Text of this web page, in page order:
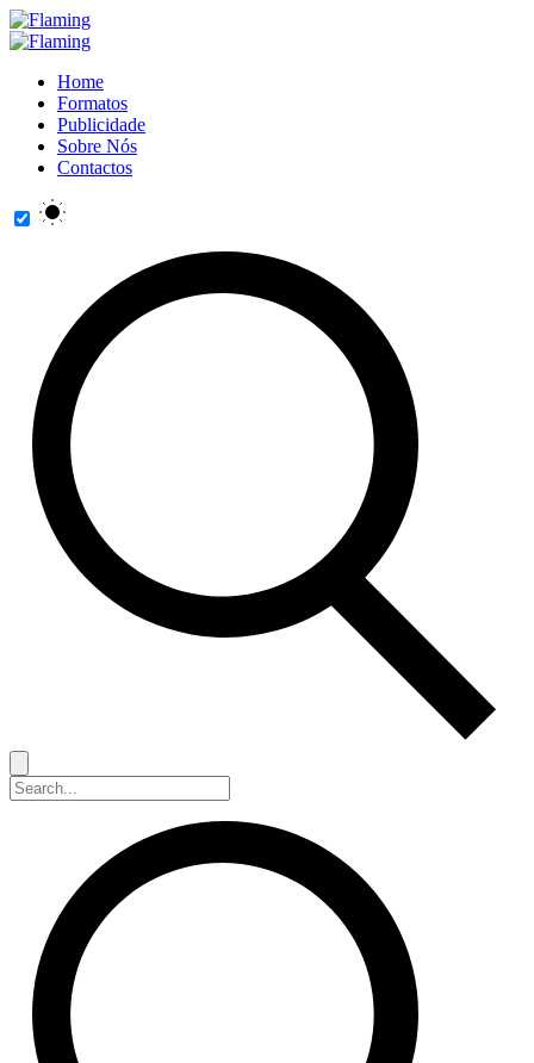
Home
Formatos
Publicidade
Sobre Nós
Contactos